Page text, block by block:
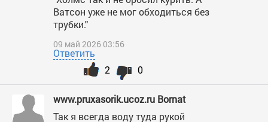
Ватсон уже не мог обходиться без
трубки."
09 май 2026 03:56
Ответить
0
2
www.pruxasorik.ucoz.ru Bornat
Так я всегда воду туда рукой